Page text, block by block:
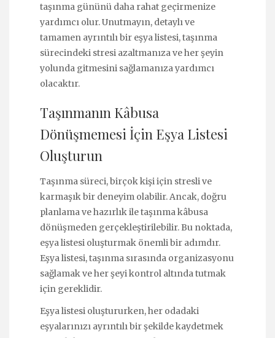
taşınma gününü daha rahat geçirmenize
yardımcı olur. Unutmayın, detaylı ve
tamamen ayrıntılı bir eşya listesi, taşınma
sürecindeki stresi azaltmanıza ve her şeyin
yolunda gitmesini sağlamanıza yardımcı
olacaktır.
Taşınmanın Kâbusa
Dönüşmemesi İçin Eşya Listesi
Oluşturun
Taşınma süreci, birçok kişi için stresli ve
karmaşık bir deneyim olabilir. Ancak, doğru
planlama ve hazırlık ile taşınma kâbusa
dönüşmeden gerçekleştirilebilir. Bu noktada,
eşya listesi oluşturmak önemli bir adımdır.
Eşya listesi, taşınma sırasında organizasyonu
sağlamak ve her şeyi kontrol altında tutmak
için gereklidir.
Eşya listesi oluştururken, her odadaki
eşyalarınızı ayrıntılı bir şekilde kaydetmek